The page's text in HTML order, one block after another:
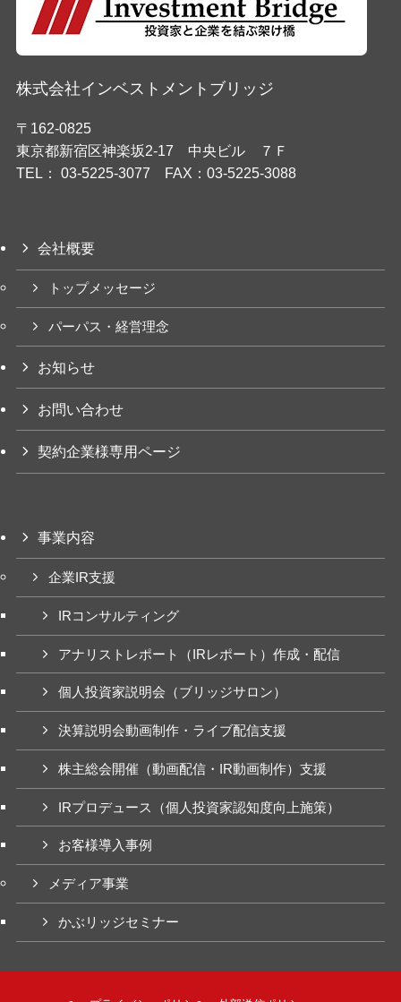
株式会社インベストメントブリッジ
〒162-0825
東京都新宿区神楽坂2-17 中央ビル ７Ｆ
TEL： 03-5225-3077 FAX：03-5225-3088
会社概要
トップメッセージ
パーパス・経営理念
お知らせ
お問い合わせ
契約企業様専用ページ
事業内容
企業IR支援
IRコンサルティング
アナリストレポート（IRレポート）作成・配信
個人投資家説明会（ブリッジサロン）
決算説明会動画制作・ライブ配信支援
株主総会開催（動画配信・IR動画制作）支援
IRプロデュース（個人投資家認知度向上施策）
お客様導入事例
メディア事業
かぶリッジセミナー